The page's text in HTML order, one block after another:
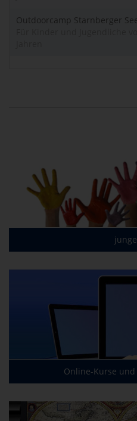
Outdoorcamp Starnberger
Online-Kurse